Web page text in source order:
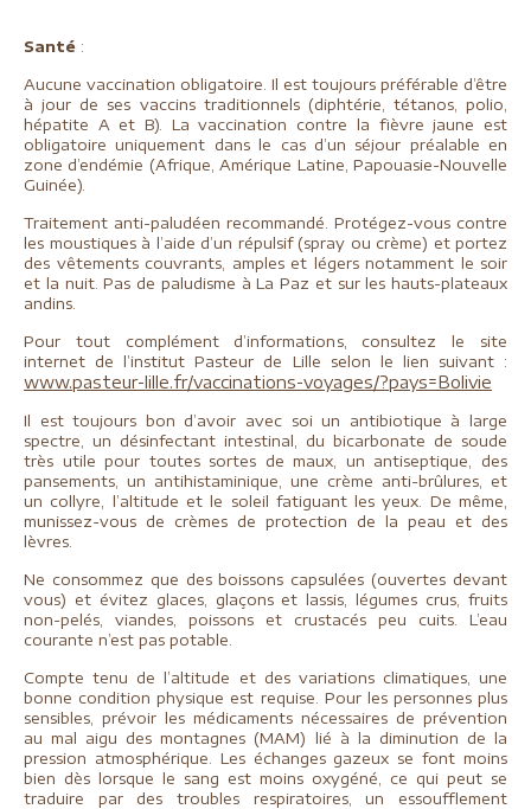
Santé :
Aucune vaccination obligatoire. Il est toujours préférable d’être
à jour de ses vaccins traditionnels (diphtérie, tétanos, polio,
hépatite A et B). La vaccination contre la fièvre jaune est
obligatoire uniquement dans le cas d’un séjour préalable en
zone d’endémie (Afrique, Amérique Latine, Papouasie-Nouvelle
Guinée).
Traitement anti-paludéen recommandé. Protégez-vous contre
les moustiques à l’aide d’un répulsif (spray ou crème) et portez
des vêtements couvrants, amples et légers notamment le soir
et la nuit. Pas de paludisme à La Paz et sur les hauts-plateaux
andins.
Pour tout complément d’informations, consultez le site
internet de l’institut Pasteur de Lille selon le lien suivant :
www.pasteur-lille.fr/vaccinations-voyages/?pays=Bolivie
Il est toujours bon d’avoir avec soi un antibiotique à large
spectre, un désinfectant intestinal, du bicarbonate de soude
très utile pour toutes sortes de maux, un antiseptique, des
pansements, un antihistaminique, une crème anti-brûlures, et
un collyre, l’altitude et le soleil fatiguant les yeux. De même,
munissez-vous de crèmes de protection de la peau et des
lèvres.
Ne consommez que des boissons capsulées (ouvertes devant
vous) et évitez glaces, glaçons et lassis, légumes crus, fruits
non-pelés, viandes, poissons et crustacés peu cuits. L’eau
courante n’est pas potable.
Compte tenu de l’altitude et des variations climatiques, une
bonne condition physique est requise. Pour les personnes plus
sensibles, prévoir les médicaments nécessaires de prévention
au mal aigu des montagnes (MAM) lié à la diminution de la
pression atmosphérique. Les échanges gazeux se font moins
bien dès lorsque le sang est moins oxygéné, ce qui peut se
traduire par des troubles respiratoires, un essoufflement